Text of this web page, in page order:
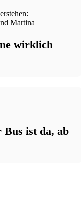
wirklich
ist da, ab